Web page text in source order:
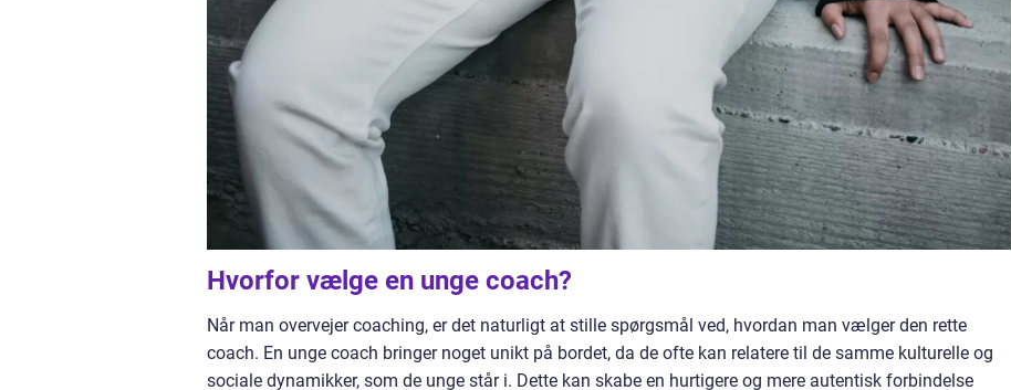
Hvorfor vælge en unge coach?
Når man overvejer coaching, er det naturligt at stille spørgsmål ved, hvordan man vælger den rette
coach. En unge coach bringer noget unikt på bordet, da de ofte kan relatere til de samme kulturelle og
sociale dynamikker, som de unge står i. Dette kan skabe en hurtigere og mere autentisk forbindelse